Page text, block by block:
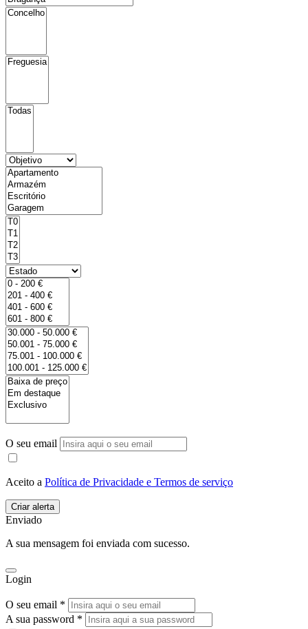
O seu email
Aceito a Política de Privacidade e Termos de serviço
Enviado
A sua mensagem foi enviada com sucesso.
Login
O seu email *
A sua password *